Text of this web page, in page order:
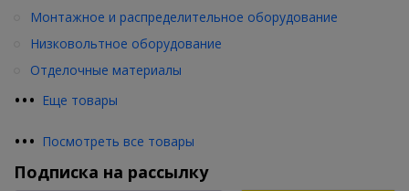
••• Еще товары
Монтажное и распределительное оборудование
Низковольтное оборудование
Отделочные материалы
••• Посмотреть все товары
Подписка на рассылку